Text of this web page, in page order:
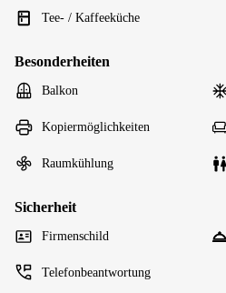
Tee- / Kaffeeküche
Besonderheiten
Balkon
Kopiermöglichkeiten
Raumkühlung
Sicherheit
Firmenschild
Telefonbeantwortung